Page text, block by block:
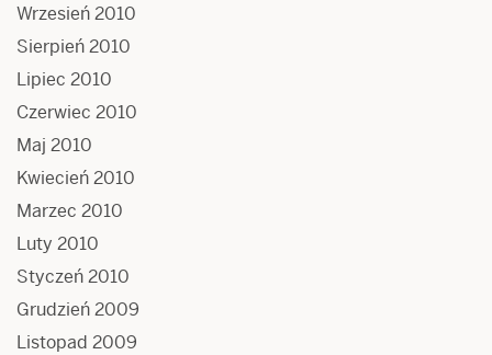
Wrzesień 2010
Sierpień 2010
Lipiec 2010
Czerwiec 2010
Maj 2010
Kwiecień 2010
Marzec 2010
Luty 2010
Styczeń 2010
Grudzień 2009
Listopad 2009